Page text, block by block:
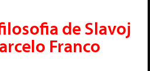
de Slavoj
Franco